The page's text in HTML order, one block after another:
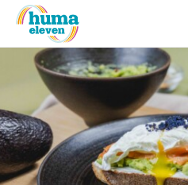
Montag
MONTAG
Dienstag
DIENSTAG
Mittwoch
MITTWOCH